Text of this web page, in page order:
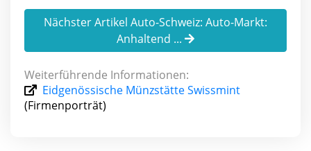
Nächster Artikel Auto-Schweiz: Auto-Markt:
Anhaltend ...
Weiterführende Informationen:
Eidgenössische Münzstätte Swissmint
(Firmenporträt)